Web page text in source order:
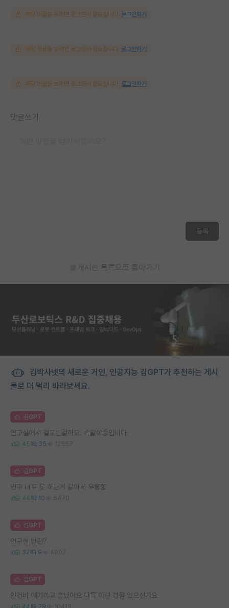
해당 댓글을 보려면 로그인이 필요합니다. 로그인하기
해당 댓글을 보려면 로그인이 필요합니다. 로그인하기
해당 댓글을 보려면 로그인이 필요합니다. 로그인하기
댓글쓰기
등록
게시판 목록으로 돌아가기
김박사넷의 새로운 거인, 인공지능 김GPT가 추천하는 게시
물로 더 멀리 바라보세요.
김GPT
연구실에서 겉도는걸까요. 속앓이중입니다.
45 35 12557
김GPT
연구 너무 못 하는거 같아서 우울함
44 10 6470
김GPT
연구실 빌런?
32 9 4907
김GPT
인건비 얘기하고 혼났어요 다들 이런 경험 있으신가요
44 29 10419